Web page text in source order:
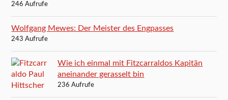
246 Aufrufe
Wolfgang Mewes: Der Meister des Engpasses
243 Aufrufe
Wie ich einmal mit Fitzcarraldos Kapitän
aneinander gerasselt bin
236 Aufrufe